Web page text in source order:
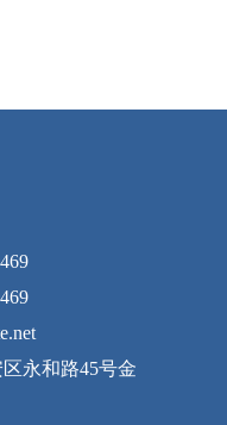
永和路45号金